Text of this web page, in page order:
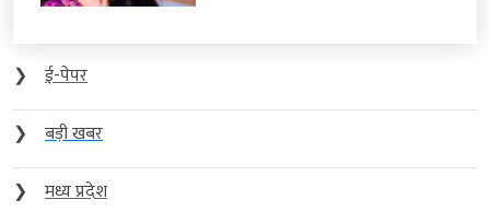
❯
ई-पेपर
❯
बड़ी खबर
❯
मध्य प्रदेश